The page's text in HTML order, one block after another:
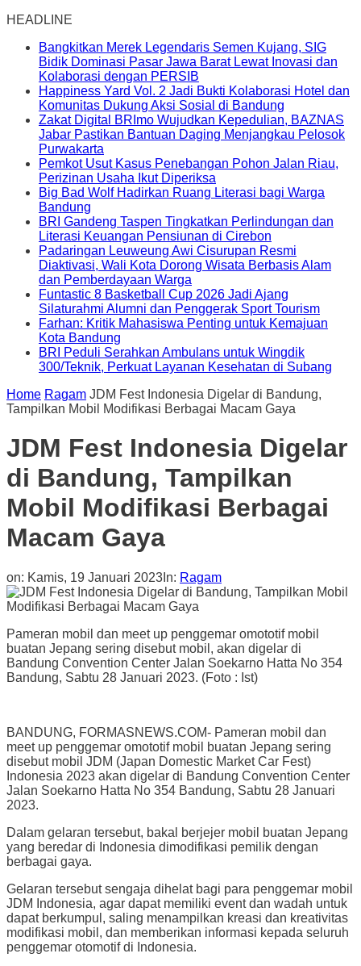
HEADLINE
Bangkitkan Merek Legendaris Semen Kujang, SIG
Bidik Dominasi Pasar Jawa Barat Lewat Inovasi dan
Kolaborasi dengan PERSIB
Happiness Yard Vol. 2 Jadi Bukti Kolaborasi Hotel dan
Komunitas Dukung Aksi Sosial di Bandung
Zakat Digital BRImo Wujudkan Kepedulian, BAZNAS
Jabar Pastikan Bantuan Daging Menjangkau Pelosok
Purwakarta
Pemkot Usut Kasus Penebangan Pohon Jalan Riau,
Perizinan Usaha Ikut Diperiksa
Big Bad Wolf Hadirkan Ruang Literasi bagi Warga
Bandung
BRI Gandeng Taspen Tingkatkan Perlindungan dan
Literasi Keuangan Pensiunan di Cirebon
Padaringan Leuweung Awi Cisurupan Resmi
Diaktivasi, Wali Kota Dorong Wisata Berbasis Alam
dan Pemberdayaan Warga
Funtastic 8 Basketball Cup 2026 Jadi Ajang
Silaturahmi Alumni dan Penggerak Sport Tourism
Farhan: Kritik Mahasiswa Penting untuk Kemajuan
Kota Bandung
BRI Peduli Serahkan Ambulans untuk Wingdik
300/Teknik, Perkuat Layanan Kesehatan di Subang
Home Ragam JDM Fest Indonesia Digelar di Bandung,
Tampilkan Mobil Modifikasi Berbagai Macam Gaya
JDM Fest Indonesia Digelar
di Bandung, Tampilkan
Mobil Modifikasi Berbagai
Macam Gaya
on: Kamis, 19 Januari 2023 In: Ragam
Pameran mobil dan meet up penggemar omototif mobil
buatan Jepang sering disebut mobil, akan digelar di
Bandung Convention Center Jalan Soekarno Hatta No 354
Bandung, Sabtu 28 Januari 2023. (Foto : Ist)
BANDUNG, FORMASNEWS.COM- Pameran mobil dan
meet up penggemar omototif mobil buatan Jepang sering
disebut mobil JDM (Japan Domestic Market Car Fest)
Indonesia 2023 akan digelar di Bandung Convention Center
Jalan Soekarno Hatta No 354 Bandung, Sabtu 28 Januari
2023.
Dalam gelaran tersebut, bakal berjejer mobil buatan Jepang
yang beredar di Indonesia dimodifikasi pemilik dengan
berbagai gaya.
Gelaran tersebut sengaja dihelat bagi para penggemar mobil
JDM Indonesia, agar dapat memiliki event dan wadah untuk
dapat berkumpul, saling menampilkan kreasi dan kreativitas
modifikasi mobil, dan memberikan informasi kepada seluruh
penggemar otomotif di Indonesia.